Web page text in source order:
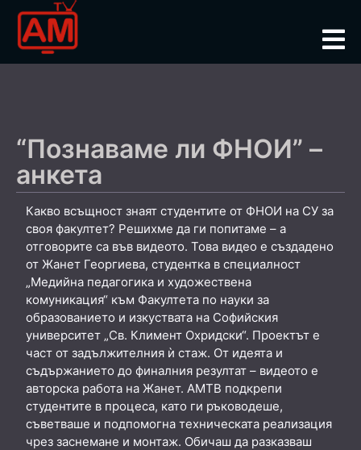
“Познаваме ли ФНОИ” –
анкета
Какво всъщност знаят студентите от ФНОИ на СУ за
своя факултет? Решихме да ги попитаме – а
отговорите са във видеото. Това видео е създадено
от Жанет Георгиева, студентка в специалност
„Медийна педагогика и художествена
комуникация“ към Факултета по науки за
образованието и изкуствата на Софийския
университет „Св. Климент Охридски“. Проектът е
част от задължителния ѝ стаж. От идеята и
съдържанието до финалния резултат – видеото е
авторска работа на Жанет. АМТВ подкрепи
студентите в процеса, като ги ръководеше,
съветваше и подпомогна техническата реализация
чрез заснемане и монтаж. Обичаш да разказваш